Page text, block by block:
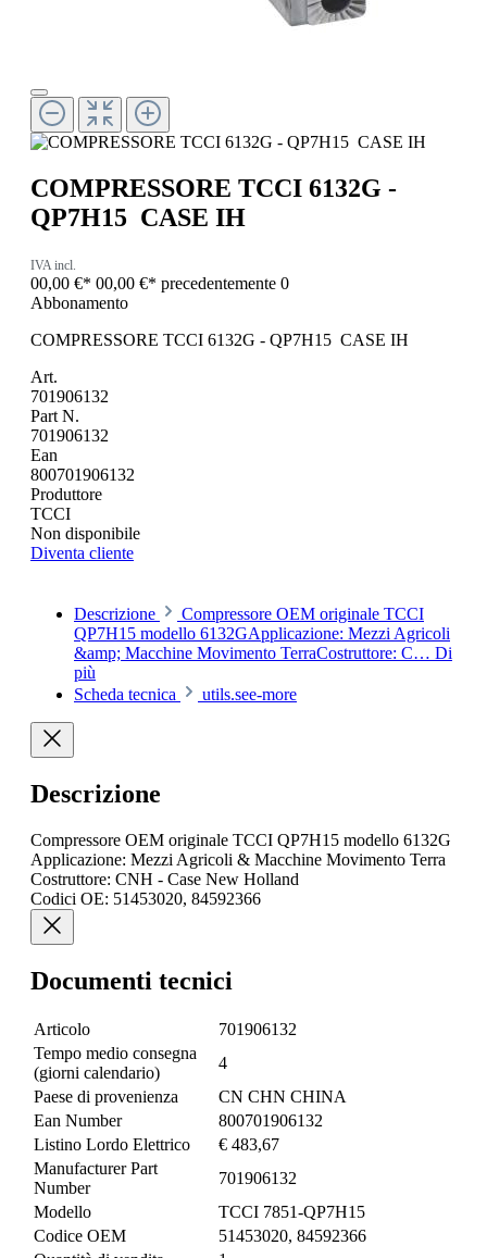
COMPRESSORE TCCI 6132G -
QP7H15 CASE IH
IVA incl.
00,00 €* 00,00 €* precedentemente 0
Abbonamento
COMPRESSORE TCCI 6132G - QP7H15 CASE IH
Art.
701906132
Part N.
701906132
Ean
800701906132
Produttore
TCCI
Non disponibile
Diventa cliente
Descrizione
Compressore OEM originale TCCI
QP7H15 modello 6132GApplicazione: Mezzi Agricoli
&amp; Macchine Movimento TerraCostruttore: C… Di
più
Scheda tecnica
utils.see-more
Descrizione
Compressore OEM originale TCCI QP7H15 modello 6132G
Applicazione: Mezzi Agricoli & Macchine Movimento Terra
Costruttore: CNH - Case New Holland
Codici OE: 51453020, 84592366
Documenti tecnici
Articolo
701906132
Tempo medio consegna
(giorni calendario)
4
Paese di provenienza
CN CHN CHINA
Ean Number
800701906132
Listino Lordo Elettrico
€ 483,67
Manufacturer Part
Number
701906132
Modello
TCCI 7851-QP7H15
Codice OEM
51453020, 84592366